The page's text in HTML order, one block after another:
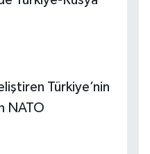
Türkiye’nin
NATO